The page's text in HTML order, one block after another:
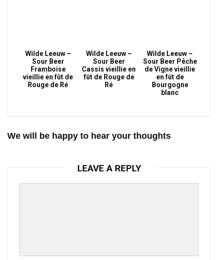
Wilde Leeuw –
Sour Beer
Framboise
vieillie en fût de
Rouge de Ré
Wilde Leeuw –
Sour Beer
Cassis vieillie en
fût de Rouge de
Ré
Wilde Leeuw –
Sour Beer Pêche
de Vigne vieillie
en fût de
Bourgogne
blanc
We will be happy to hear your thoughts
LEAVE A REPLY